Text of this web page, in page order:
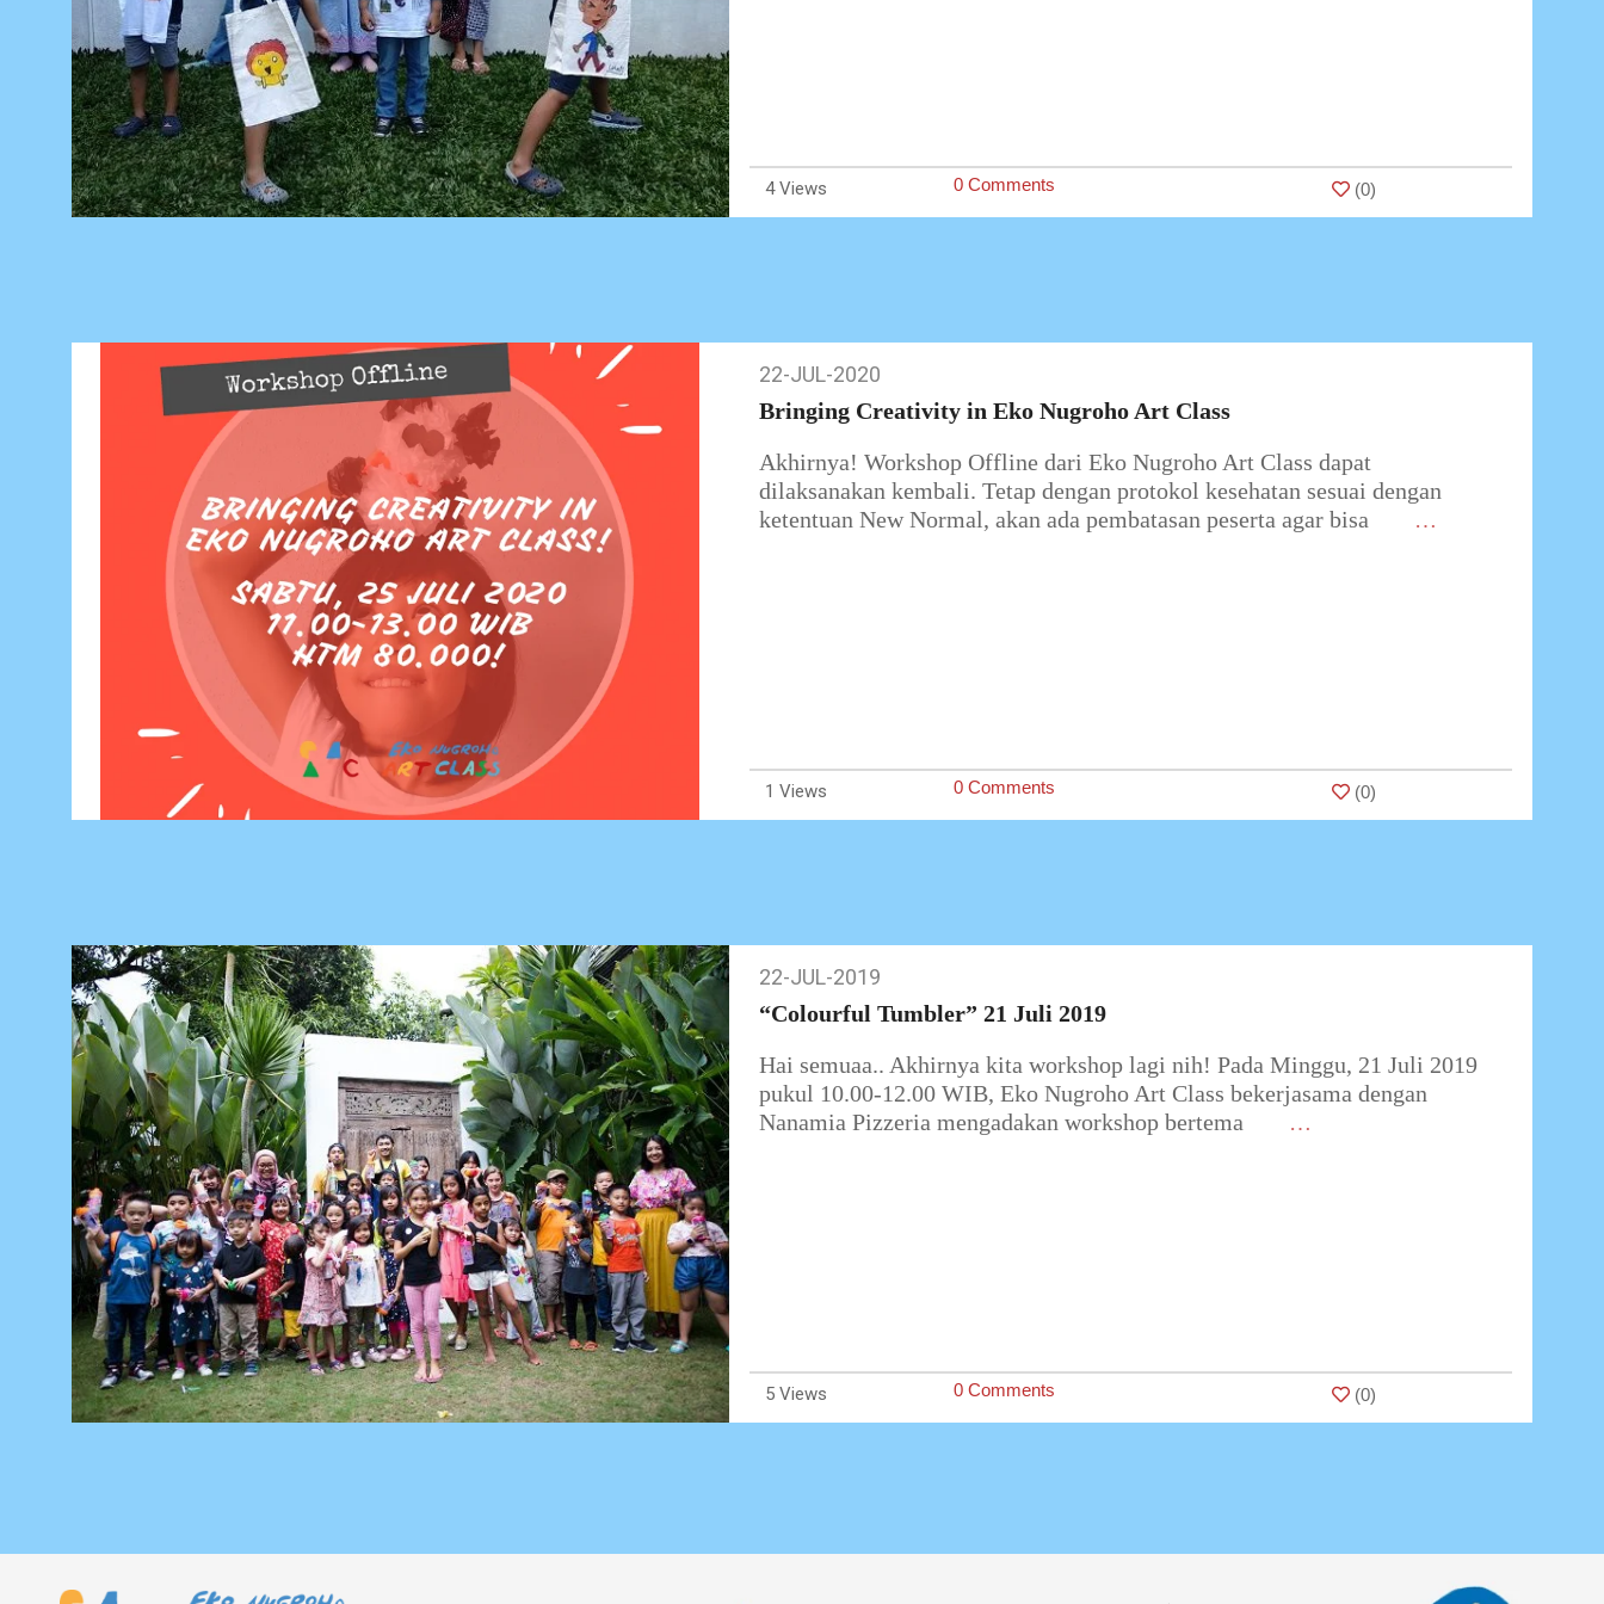
4 0 Comments (0)
22-JUL-2020
Bringing Creativity in Eko Nugroho Art Class
Akhirnya! Workshop Offline dari Eko Nugroho Art Class dapat
dilaksanakan kembali. Tetap dengan protokol kesehatan sesuai dengan
ketentuan New Normal, akan ada pembatasan peserta agar bisa
…
1 0 Comments (0)
22-
22-JUL-2019
“Colourful Tumbler” 21 Juli 2019
Hai semuaa.. Akhirnya kita workshop lagi nih! Pada Minggu, 21 Juli 2019
pukul 10.00-12.00 WIB, Eko Nugroho Art Class bekerjasama dengan
Nanamia Pizzeria mengadakan workshop bertema
…
5 0 Comments (0)